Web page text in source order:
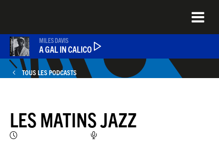
principal
PODCASTS
NEWS
MILES DAVIS
A GAL IN CALICO
TOUS LES PODCASTS
LES MATINS JAZZ